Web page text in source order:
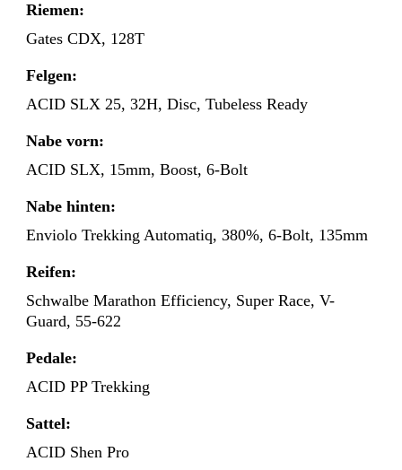
Riemen:
Gates CDX, 128T
Felgen:
ACID SLX 25, 32H, Disc, Tubeless Ready
Nabe vorn:
ACID SLX, 15mm, Boost, 6-Bolt
Nabe hinten:
Enviolo Trekking Automatiq, 380%, 6-Bolt, 135mm
Reifen:
Schwalbe Marathon Efficiency, Super Race, V-
Guard, 55-622
Pedale:
ACID PP Trekking
Sattel:
ACID Shen Pro